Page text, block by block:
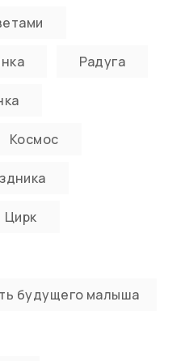
Радуга
Космос
Цирк
будущего малыша